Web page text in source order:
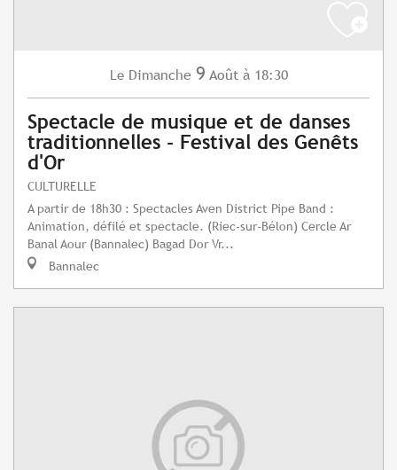
Le Dimanche 9 Août à 18:30
Spectacle de musique et de danses
traditionnelles - Festival des Genêts
d'Or
CULTURELLE
A partir de 18h30 : Spectacles Aven District Pipe Band :
Animation, défilé et spectacle. (Riec-sur-Bélon) Cercle Ar
Banal Aour (Bannalec) Bagad Dor Vr...
Bannalec